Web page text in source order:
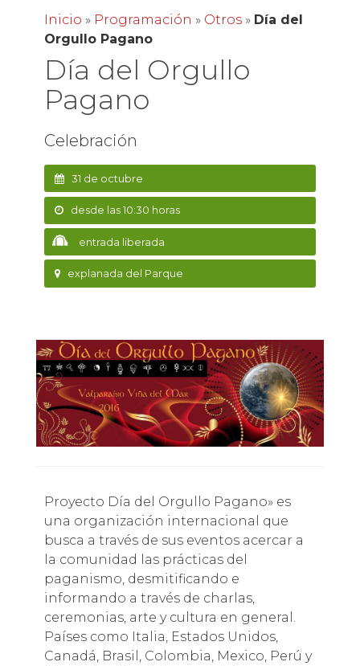
Inicio » Programación » Otros» Día del
Orgullo Pagano
Día del Orgullo
Pagano
Celebración
31 de octubre
desde las 10:30 horas
entrada liberada
explanada del Parque
Proyecto Día del Orgullo Pagano» es
una organización internacional que
busca a través de sus eventos acercar a
la comunidad las prácticas del
paganismo, desmitificando e
informando a través de charlas,
ceremonias, arte y cultura en general.
Países como Italia, Estados Unidos,
Canadá, Brasil, Colombia, Mexico, Perú y